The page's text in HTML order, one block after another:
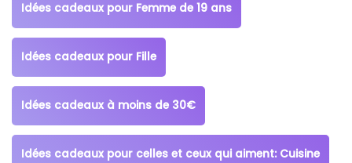
Idées cadeaux pour Femme de 19 ans
Idées cadeaux pour Fille
Idées cadeaux à moins de 30€
Idées cadeaux pour celles et ceux qui aiment: Cuisine